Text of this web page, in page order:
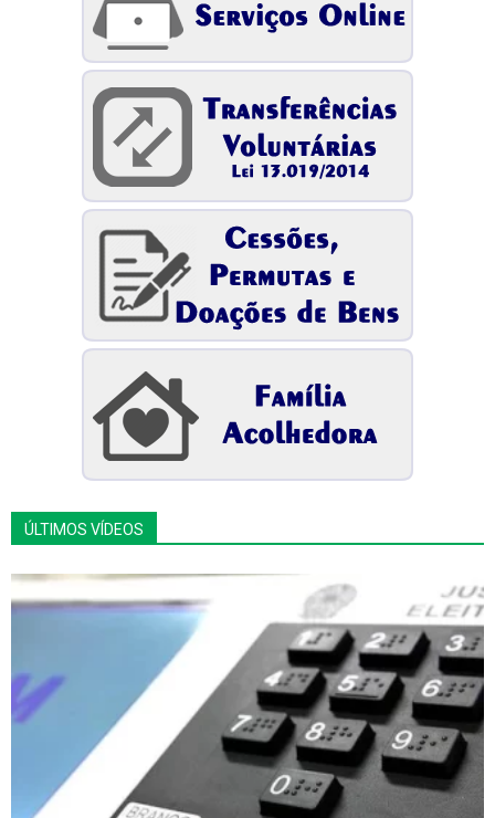
ÚLTIMOS VÍDEOS